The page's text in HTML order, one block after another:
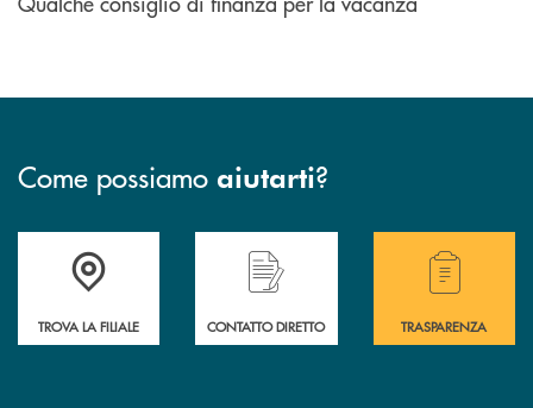
Come possiamo aiutarti?
Accedi all' elenco completo delle filiali della BCC San Giovanni
TROVA LA FILIALE
Hai bisogno di assistenza immediata?
CONTATTO DIRETTO
Hai bisogno di
TRASPARENZA